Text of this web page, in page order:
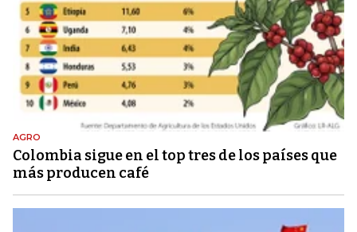
AGRO
Colombia sigue en el top tres de los países que
más producen café